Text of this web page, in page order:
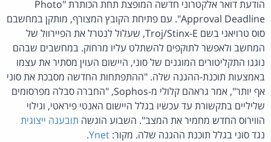
הודעת דואר אלקטרוני חדשה המופצת תחת הכותרת "Photo
Approval Deadline". עם פתיחת הקובץ המצורף, מותקן במחשבם
סוס טרויאני בשם Troj/Stinx-E, שעלול לנטרל את הפיירוול של
המחשב ולאפשר לתוקפים להשתלט עליו מרחוק. במחשבים שבהם
נוגנו התקליטורים המוגנים של סוני, היישום העוין מסתיר את עצמו
באמצעות תוכנת-ההגנה שלה. "ההתפתחות החדשה מסבכת את סוני
אף יותר", אמר גראהם קלולי מ-Sophos, "החברה סבלה מפרסומים
שליליים בתקשורת עד עכשיו בגלל היישום האנטי פיראטי, וגילוי
הווירוס החדש מחמיר את המצב". השבוע הוגשה תובענה ייצוגית
נגד סוני בגלל תוכנת ההגנה שלה. מקור: Ynet
.